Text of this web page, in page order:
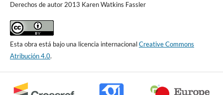
Derechos de autor 2013 Karen Watkins Fassler
Esta obra está bajo una licencia internacionalCreative Commons
Atribución 4.0.